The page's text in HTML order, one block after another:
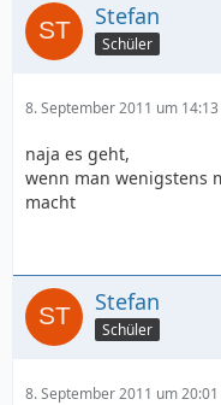
Stefan
Schüler
8. September 2011 um 14:13
naja es geht,
wenn man wenigstens
macht
Stefan
Schüler
8. September 2011 um 20:01